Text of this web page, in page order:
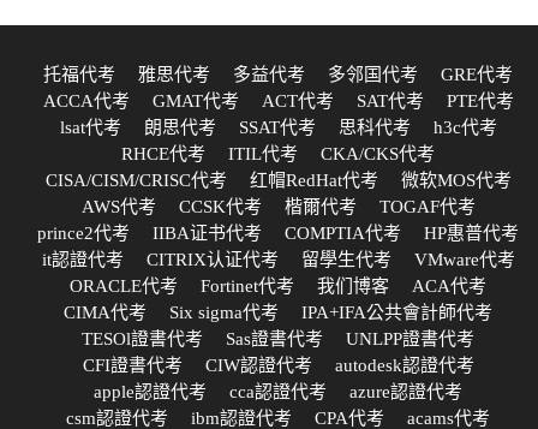
托福代考 雅思代考 多益代考 多邻国代考
GRE代考
ACCA代考
GMAT代考 ACT代考 SAT代考
PTE代考
lsat代考
朗思代考 SSAT代考 思科代考
h3c代考
RHCE代考
ITIL代考
CKA/CKS代考
CISA/CISM/CRISC代考
红帽RedHat代考
微软MOS代考
AWS代考
CCSK代考 楷爾代考
TOGAF代考
prince2代考
IIBA证书代考 COMPTIA代考
HP惠普代考
it認證代考
CITRIX认证代考 留學生代考
VMware代考
ORACLE代考
Fortinet代考 我们博客
ACA代考
CIMA代考
Six sigma代考
IPA+IFA公共會計師代考
TESOl證書代考
Sas證書代考
UNLPP證書代考
CFI證書代考
CIW認證代考
autodesk認證代考
apple認證代考
cca認證代考
azure認證代考
csm認證代考
ibm認證代考 CPA代考
acams代考